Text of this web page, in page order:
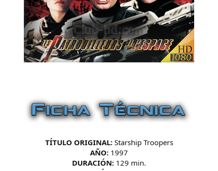
TÍTULO ORIGINAL:Starship Troopers
AÑO: 1997
DURACIÓN: 129 min.